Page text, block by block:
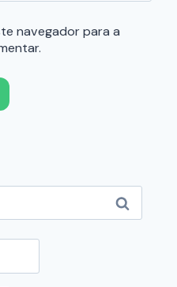
navegador para a